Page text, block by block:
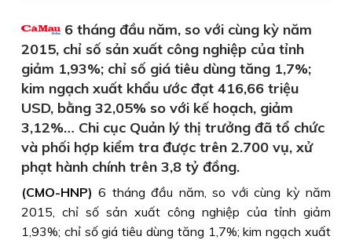
6 tháng đầu năm, so với cùng kỳ năm
2015, chỉ số sản xuất công nghiệp của tỉnh
giảm 1,93%; chỉ số giá tiêu dùng tăng 1,7%;
kim ngạch xuất khẩu ước đạt 416,66 triệu
USD, bằng 32,05% so với kế hoạch, giảm
3,12%… Chi cục Quản lý thị trưởng đã tổ chức
và phối hợp kiểm tra được trên 2.700 vụ, xử
phạt hành chính trên 3,8 tỷ đồng.
(CMO-HNP) 6 tháng đầu năm, so với cùng kỳ năm
2015, chỉ số sản xuất công nghiệp của tỉnh giảm
1,93%; chỉ số giá tiêu dùng tăng 1,7%; kim ngạch xuất